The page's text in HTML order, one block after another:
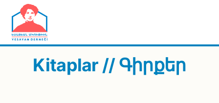
Skip to main content
Kitaplar // Գիրքեր